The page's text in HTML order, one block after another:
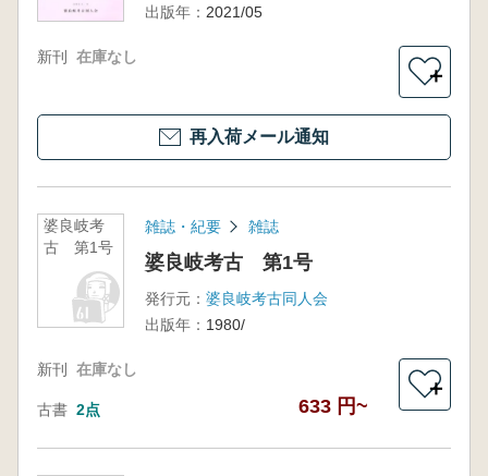
出版年： 2021/05
新刊 在庫なし
＋
再入荷メール通知
婆良岐考
古 第1号
雑誌・紀要 雑誌
婆良岐考古 第1号
発行元： 婆良岐考古同人会
出版年： 1980/
新刊 在庫なし
古書 2点 633 円~
＋